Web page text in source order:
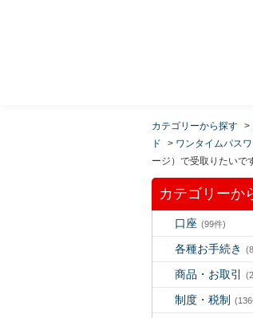
カテゴリーから探す >
ド
> ワンタイムパス
ージ）で受取りたいで
カテゴリーか
口座 (99件)
各種お手続き
商品・お取引
制度・税制